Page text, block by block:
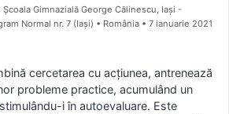
Școala Gimnazială George Călinescu, Iași -
Normal nr. 7 (Iaşi) • România
7 ianuarie 2021
cercetarea cu acțiunea, antrenează
probleme practice, acumulând un
i în autoevaluare. Este